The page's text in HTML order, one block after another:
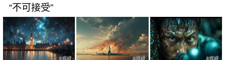
“不可接受”